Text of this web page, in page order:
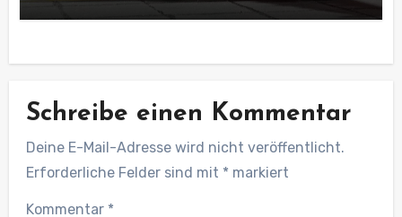
Schreibe einen Kommentar
Deine E-Mail-Adresse wird nicht veröffentlicht.
Erforderliche Felder sind mit * markiert
Kommentar *